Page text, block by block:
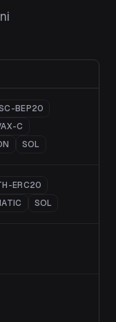
BEP20
C
SOL
ERC20
SOL